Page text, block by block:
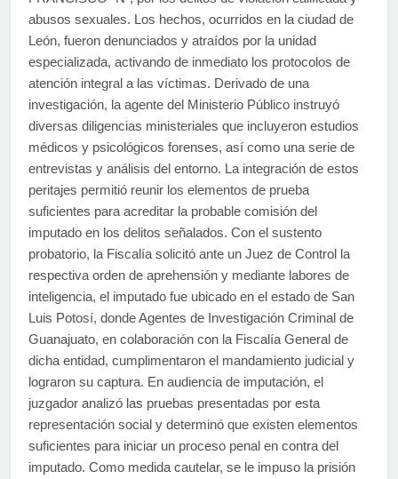
abusos sexuales. Los hechos, ocurridos en la ciudad de
León, fueron denunciados y atraídos por la unidad
especializada, activando de inmediato los protocolos de
atención integral a las víctimas. Derivado de una
investigación, la agente del Ministerio Público instruyó
diversas diligencias ministeriales que incluyeron estudios
médicos y psicológicos forenses, así como una serie de
entrevistas y análisis del entorno. La integración de estos
peritajes permitió reunir los elementos de prueba
suficientes para acreditar la probable comisión del
imputado en los delitos señalados. Con el sustento
probatorio, la Fiscalía solicitó ante un Juez de Control la
respectiva orden de aprehensión y mediante labores de
inteligencia, el imputado fue ubicado en el estado de San
Luis Potosí, donde Agentes de Investigación Criminal de
Guanajuato, en colaboración con la Fiscalía General de
dicha entidad, cumplimentaron el mandamiento judicial y
lograron su captura. En audiencia de imputación, el
juzgador analizó las pruebas presentadas por esta
representación social y determinó que existen elementos
suficientes para iniciar un proceso penal en contra del
imputado. Como medida cautelar, se le impuso la prisión